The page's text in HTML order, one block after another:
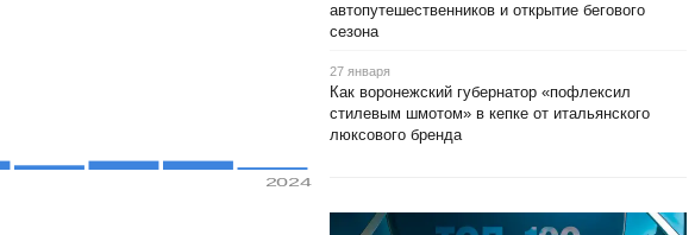
2024
автопутешественников и открытие бегового
сезона
27 января
Как воронежский губернатор «пофлексил
стилевым шмотом» в кепке от итальянского
люксового бренда